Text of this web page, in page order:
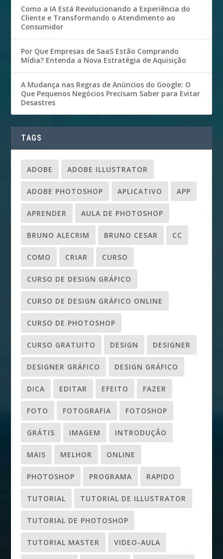
Como a IA Está Revolucionando a Experiência do
Cliente e Transformando o Atendimento ao
Consumidor
Por Que Empresas de SaaS Estão Comprando
Mídia? Entenda a Nova Estratégia de Aquisição
A Mudança nas Regras de Anúncios do Google: O
Que Pequenos Negócios Precisam Saber para Evitar
Desastres
TAGS
ADOBE ADOBE ILLUSTRATOR
ADOBE PHOTOSHOP APLICATIVO APP
APRENDER AULA DE PHOTOSHOP
BRUNO ALECRIM BRUNO CESAR CC
COMO CRIAR CURSO
CURSO DE DESIGN GRÁFICO
CURSO DE DESIGN GRÁFICO ONLINE
CURSO DE PHOTOSHOP
CURSO GRATUITO DESIGN DESIGNER
DESIGNER GRÁFICO DESIGN GRÁFICO
DICA EDITAR EFEITO FAZER
FOTO FOTOGRAFIA FOTOSHOP
GRÁTIS IMAGEM INTRODUÇÃO
MAIS MELHOR ONLINE
PHOTOSHOP PROGRAMA RAPIDO
TUTORIAL TUTORIAL DE ILLUSTRATOR
TUTORIAL DE PHOTOSHOP
TUTORIAL MASTER VIDEO-AULA